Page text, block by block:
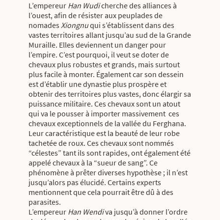
L’empereur Han Wudicherche des alliances à
l’ouest, afin de résister aux peuplades de
nomadesXiongnuqui s’établissent dans des
vastes territoires allant jusqu’au sud de la Grande
Muraille. Elles deviennent un danger pour
l’empire. C’est pourquoi, il veut se doter de
chevaux plus robustes et grands, mais surtout
plus facile à monter. Également car son dessein
est d’établir une dynastie plus prospère et
obtenir des territoires plus vastes, donc élargir sa
puissance militaire. Ces chevaux sont un atout
qui va le pousser à importer massivement ces
chevaux exceptionnels de la vallée du Ferghana.
Leur caractéristique est la beauté de leur robe
tachetée de roux. Ces chevaux sont nommés
“célestes” tant ils sont rapides, ont également été
appelé chevaux à la “sueur de sang”. Ce
phénomène à prêter diverses hypothèse ; il n’est
jusqu’alors pas élucidé. Certains experts
mentionnent que cela pourrait être dû à des
parasites.
L’empereur Han Wendiva jusqu’à donner l’ordre